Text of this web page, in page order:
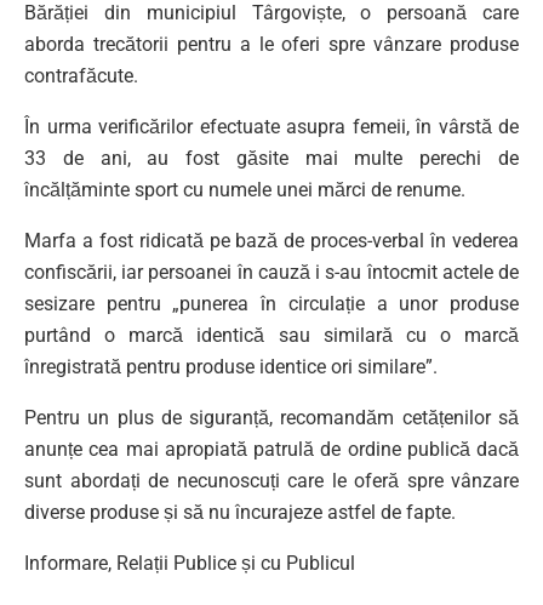
Bărăției din municipiul Târgoviște, o persoană care
aborda trecătorii pentru a le oferi spre vânzare produse
contrafăcute.
În urma verificărilor efectuate asupra femeii, în vârstă de
33 de ani, au fost găsite mai multe perechi de
încălțăminte sport cu numele unei mărci de renume.
Marfa a fost ridicată pe bază de proces-verbal în vederea
confiscării, iar persoanei în cauză i s-au întocmit actele de
sesizare pentru „punerea în circulație a unor produse
purtând o marcă identică sau similară cu o marcă
înregistrată pentru produse identice ori similare”.
Pentru un plus de siguranță, recomandăm cetățenilor să
anunțe cea mai apropiată patrulă de ordine publică dacă
sunt abordați de necunoscuți care le oferă spre vânzare
diverse produse și să nu încurajeze astfel de fapte.
Informare, Relații Publice și cu Publicul